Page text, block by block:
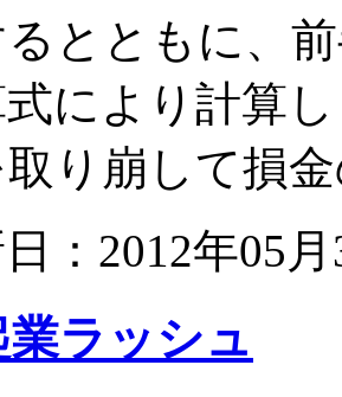
とともに、
により計算し
り崩して損
：2012年05
業ラッシュ